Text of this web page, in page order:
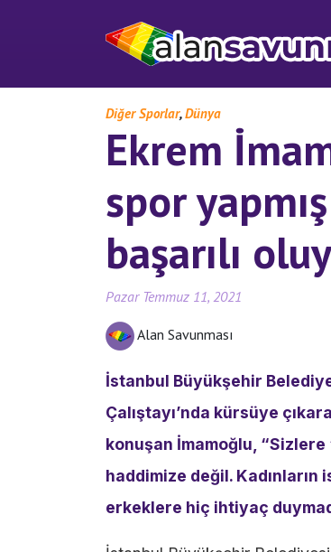
Diğer Sporlar,Dünya
Ekrem
spor
başarılı
Pazar Temmuz 11, 2021
Alan Savunması
İstanbul Büyükşehir
Çalıştayı’nda kürsüye
konuşan İmamoğlu, “Sizlere
haddimize değil.
erkeklere hiç ihtiyaç